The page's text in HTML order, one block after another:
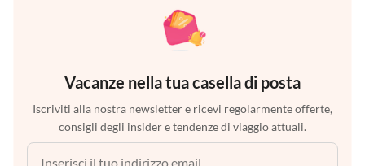
Vacanze nella tua casella di posta
Iscriviti alla nostra newsletter e ricevi regolarmente offerte,
consigli degli insider e tendenze di viaggio attuali.